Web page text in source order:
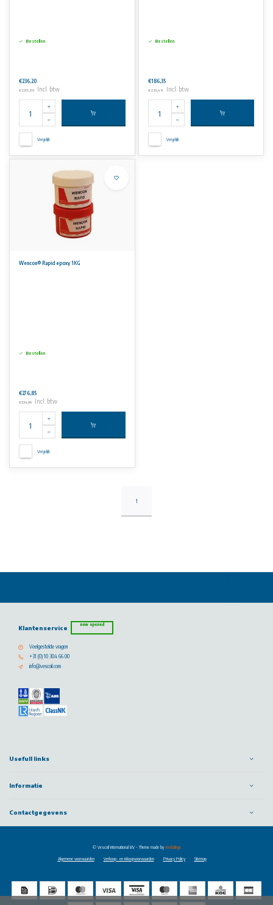
Bestellen
€236,20
€285,80 Incl. btw
Vergelijk
Bestellen
€186,35
€225,48 Incl. btw
Vergelijk
Wencon® Rapid epoxy 1KG
Bestellen
€276,85
€334,99 Incl. btw
Vergelijk
1
Klantenservice now opened
Veelgestelde vragen
+31 (0) 10 304 66 00
info@vescoil.com
Usefull links
Informatie
Contactgegevens
Algemene voorwaarden Verkoop- en inkoopvoorwaarden Privacy Policy Sitemap
© Vescoil International BV - Theme made byWebdinge